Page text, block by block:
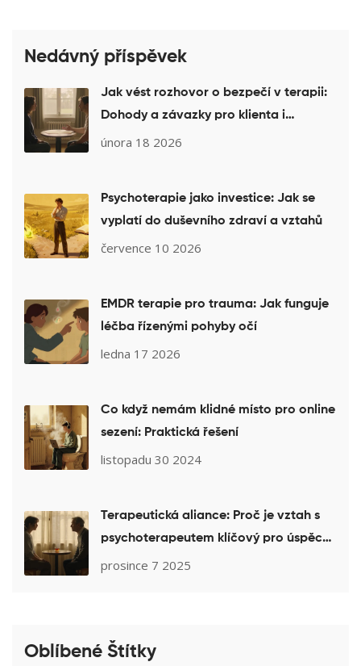
Nedávný příspěvek
Jak vést rozhovor o bezpečí v terapii:
Dohody a závazky pro klienta i
terapeuta
února 18 2026
Psychoterapie jako investice: Jak se
vyplatí do duševního zdraví a vztahů
července 10 2026
EMDR terapie pro trauma: Jak funguje
léčba řízenými pohyby očí
ledna 17 2026
Co když nemám klidné místo pro online
sezení: Praktická řešení
listopadu 30 2024
Terapeutická aliance: Proč je vztah s
psychoterapeutem klíčový pro úspěch
léčby
prosince 7 2025
Oblíbené Štítky